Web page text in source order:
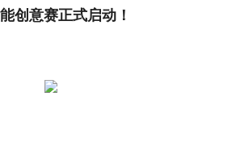
创意赛正式启动！